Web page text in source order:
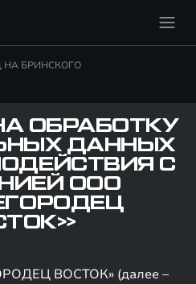
НА БРИНСКОГО
ОБРАБОТКУ
ДАННЫХ
С
ООО
ВОСТОК» (далее –